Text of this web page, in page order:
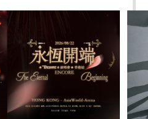
：2314 4228 / 电邮：
5498 8788 / 电邮：
火、或使用激光仪器。
飞行设备或玩具(如：模型直
或烟雾效果，如观众感到不
知现场医疗或保安人员。